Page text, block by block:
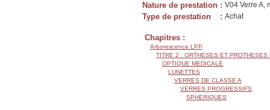
Nature de prestation : V04 Verre A,
Type de prestation : Achat
Chapitres :
Arborescence LPP
TITRE 2 : ORTHESES ET PROTHESES
OPTIQUE MEDICALE
LUNETTES
VERRES DE CLASSE A
VERRES PROGRESSIFS
SPHERIQUES